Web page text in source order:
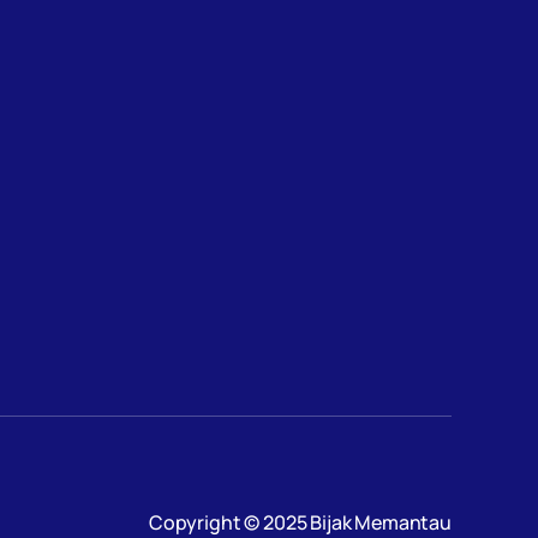
Copyright © 2025 Bijak Memantau